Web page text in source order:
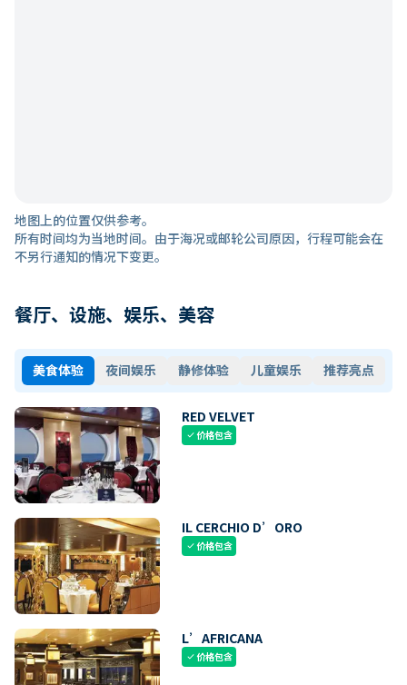
地图上的位置仅供参考。
所有时间均为当地时间。由于海况或邮轮公司原因，行程可能会在
不另行通知的情况下变更。
餐厅、设施、娱乐、美容
美食体验 夜间娱乐 静修体验 儿童娱乐 推荐亮点
RED VELVET
check价格包含
IL CERCHIO D’ORO
check价格包含
L’AFRICANA
check价格包含